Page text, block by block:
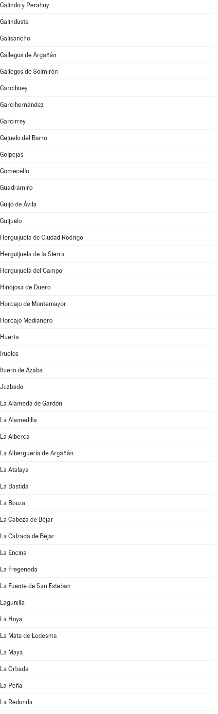
Galindo y Perahuy
Galinduste
Galisancho
Gallegos de Argañán
Gallegos de Solmirón
Garcibuey
Garcihernández
Garcirrey
Gejuelo del Barro
Golpejas
Gomecello
Guadramiro
Guijo de Ávila
Guijuelo
Herguijuela de Ciudad Rodrigo
Herguijuela de la Sierra
Herguijuela del Campo
Hinojosa de Duero
Horcajo de Montemayor
Horcajo Medianero
Huerta
Iruelos
Ituero de Azaba
Juzbado
La Alameda de Gardón
La Alamedilla
La Alberca
La Alberguería de Argañán
La Atalaya
La Bastida
La Bouza
La Cabeza de Béjar
La Calzada de Béjar
La Encina
La Fregeneda
La Fuente de San Esteban
Lagunilla
La Hoya
La Mata de Ledesma
La Maya
La Orbada
La Peña
La Redonda